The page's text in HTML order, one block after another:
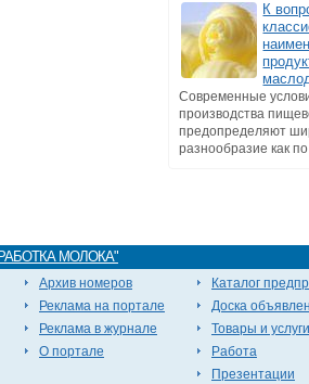
К
Современные
производства
предопределяют
разнообразие как
МОЛОКА"
Архив номеров
Реклама на портале
Реклама в журнале
О портале
Каталог
Доска
Товары и услуги
Работа
Презентации